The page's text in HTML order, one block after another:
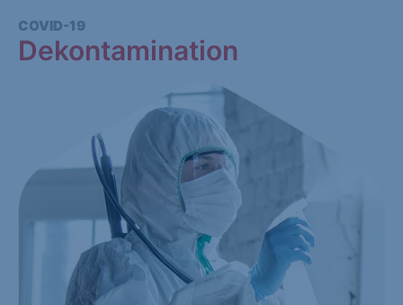
COVID-19
Dekontamination